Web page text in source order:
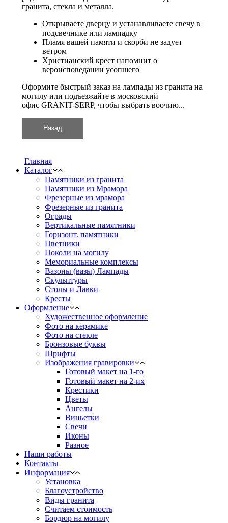
гранита, стекла и металла.
Открываете дверцу и устанавливаете свечу в
подсвечнике или лампадку
Пламя вашей памяти и скорби не задует
ветром
Христианский крест напомнит о
вероисповедании усопшего
Оформите быстрый заказ на лампады из гранита на
могилу или подъезжайте в московский
офис GRANIT-SERP, чтобы выбрать воочию...
Главная
Каталог
Памятники из гранита
Памятники из Мрамора
Фрезерные из мрамора
Фрезерные из гранита
Ограды
Вертикальные памятники
Горизонт. памятники
Цветники
Цоколи на могилу
Мемориальные комплексы
Вазоны (вазы) Лампады
Скульптуры
Столы и Лавки
Кресты
Оформление
Художественное оформление
Фото на керамике
Фото на стекле
Бронзовые буквы
Шрифты
Изображения гравировки
Готовый макет на 1-го
Готовый макет на 2-их
Крестики
Цветы
Ангелы
Виньетки
Свечи
Иконы
Разное
Наши работы
Контакты
Информация
Установка
Благоустройство
Виды гранита
Считаем стоимость
Бордюр на могилу